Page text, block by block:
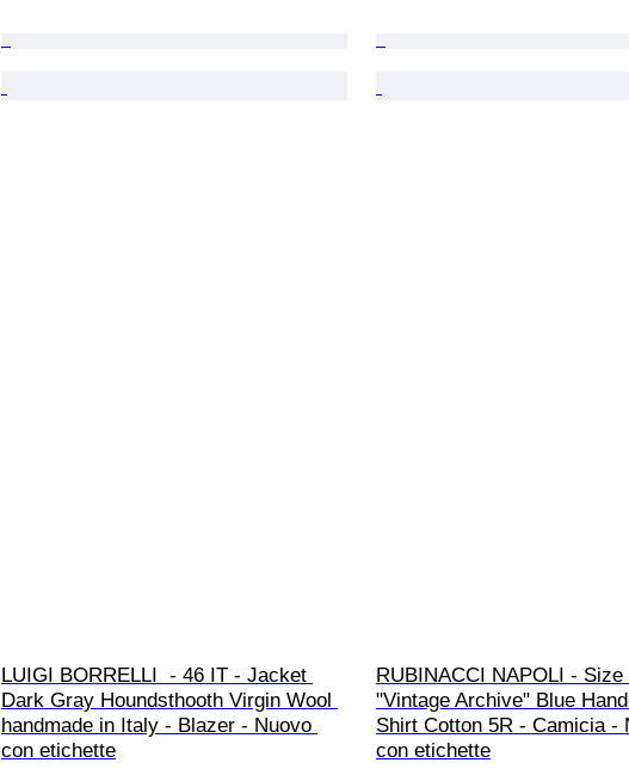
LUIGI BORRELLI  - 46 IT - Jacket
Dark Gray Houndsthooth Virgin Wool
handmade in Italy - Blazer - Nuovo
con etichette
RUBINACCI NAPOLI - Size
"Vintage Archive" Blue
Shirt Cotton 5R - Camicia -
con etichette